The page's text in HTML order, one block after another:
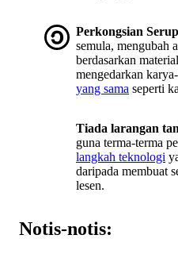
Perkongsian
semula, mengubah
berdasarkan
mengedarkan
yang sama seperti
Tiada larangan
guna terma-terma
langkah teknologi
daripada membuat
lesen.
Notis-notis: